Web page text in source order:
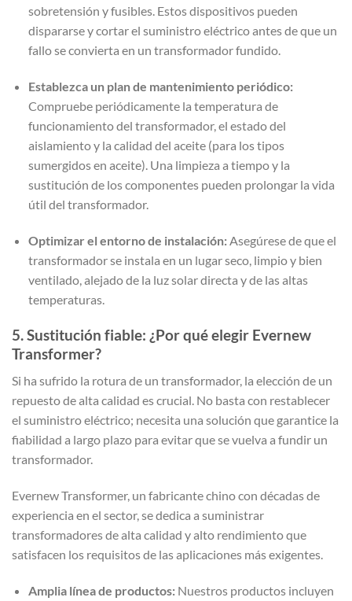
sobretensión y fusibles. Estos dispositivos pueden
dispararse y cortar el suministro eléctrico antes de que un
fallo se convierta en un transformador fundido.
Establezca un plan de mantenimiento periódico:
Compruebe periódicamente la temperatura de
funcionamiento del transformador, el estado del
aislamiento y la calidad del aceite (para los tipos
sumergidos en aceite). Una limpieza a tiempo y la
sustitución de los componentes pueden prolongar la vida
útil del transformador.
Optimizar el entorno de instalación:Asegúrese de que el
transformador se instala en un lugar seco, limpio y bien
ventilado, alejado de la luz solar directa y de las altas
temperaturas.
5. Sustitución fiable: ¿Por qué elegir Evernew
Transformer?
Si ha sufrido la rotura de un transformador, la elección de un
repuesto de alta calidad es crucial. No basta con restablecer
el suministro eléctrico; necesita una solución que garantice la
fiabilidad a largo plazo para evitar que se vuelva a fundir un
transformador.
Evernew Transformer, un fabricante chino con décadas de
experiencia en el sector, se dedica a suministrar
transformadores de alta calidad y alto rendimiento que
satisfacen los requisitos de las aplicaciones más exigentes.
Amplia línea de productos:Nuestros productos incluyen